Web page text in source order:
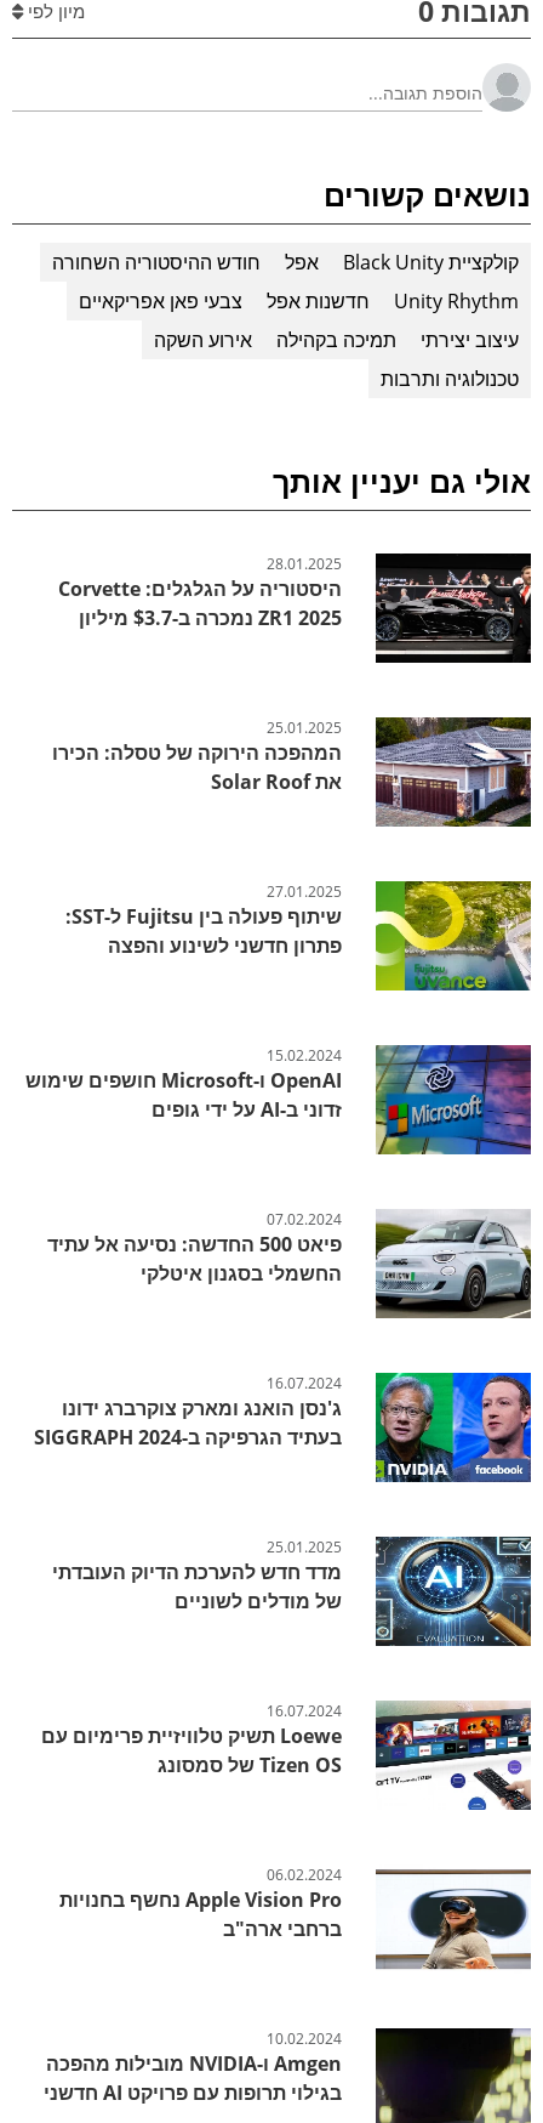
תגובות 0 מיון לפי
נושאים קשורים
קולקציית Black Unity אפל
חודש ההיסטוריה השחורה
Unity Rhythm
חדשנות אפל
צבעי פאן אפריקאיים
עיצוב יצירתי
תמיכה בקהילה
אירוע השקה
טכנולוגיה ותרבות
אולי גם יעניין אותך
28.01.2025
היסטוריה על הגלגלים: Corvette
ZR1 2025 נמכרה ב-$3.7 מיליון
25.01.2025
המהפכה הירוקה של טסלה: הכירו
את Solar Roof
27.01.2025
שיתוף פעולה בין Fujitsu ל-SST:
פתרון חדשני לשינוע והפצה
15.02.2024
OpenAI ו-Microsoft חושפים שימוש
זדוני ב-AI על ידי גופים
07.02.2024
פיאט 500 החדשה: נסיעה אל עתיד
החשמלי בסגנון איטלקי
16.07.2024
ג'נסן הואנג ומארק צוקרברג ידונו
בעתיד הגרפיקה ב-SIGGRAPH 2024
25.01.2025
מדד חדש להערכת הדיוק העובדתי
של מודלים לשוניים
16.07.2024
Loewe תשיק טלוויזיית פרימיום עם
Tizen OS של סמסונג
06.02.2024
Apple Vision Pro נחשף בחנויות
ברחבי ארה"ב
10.02.2024
Amgen ו-NVIDIA מובילות מהפכה
בגילוי תרופות עם פרויקט AI חדשני